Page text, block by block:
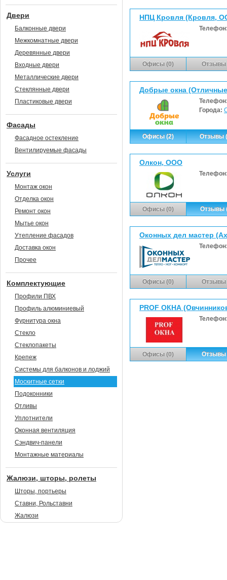
НПЦ Кровля (Кровля,
Офисы (0) Отзывы
Добрые окна
Города:
Офисы (2) Отзывы
Олкон, ООО
Офисы (0) Отзывы
Оконных дел мастер
Офисы (0) Отзывы
PROF ОКНА
Офисы (0) Отзывы
Двери
Балконные двери
Межкомнатные двери
Деревянные двери
Входные двери
Металлические двери
Стеклянные двери
Пластиковые двери
Фасады
Фасадное остекление
Вентилируемые фасады
Услуги
Монтаж окон
Отделка окон
Ремонт окон
Мытье окон
Утепление фасадов
Доставка окон
Прочее
Комплектующие
Профили ПВХ
Профиль алюминиевый
Фурнитура окна
Стекло
Стеклопакеты
Крепеж
Системы для балконов и лоджий
Москитные сетки
Подоконники
Отливы
Уплотнители
Оконная вентиляция
Сэндвич-панели
Монтажные материалы
Жалюзи, шторы, ролеты
Шторы, портьеры
Ставни, Рольставни
Жалюзи